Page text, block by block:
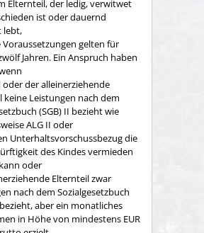
Elternteil, der ledig, verwitwet
ist oder dauernd
lebt,
Voraussetzungen gelten für
Jahren. Ein Anspruch haben
oder der alleinerziehende
keine Leistungen nach dem
(SGB) II bezieht wie
ALG II oder
Unterhaltsvorschussbezug die
des Kindes vermieden
oder
Elternteil zwar
nach dem Sozialgesetzbuch
bezieht, aber ein monatliches
in Höhe von mindestens EUR